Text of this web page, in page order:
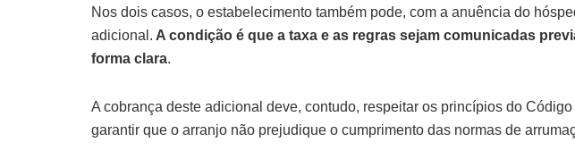
Nos dois casos, o estabelecimento também pode, com a anuência do
adicional. A condição é que a taxa e as regras sejam comunicadas
forma clara.
A cobrança deste adicional deve, contudo, respeitar os princípios do
garantir que o arranjo não prejudique o cumprimento das normas de